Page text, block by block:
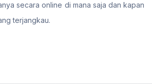
secara online di mana saja dan kapan
terjangkau.